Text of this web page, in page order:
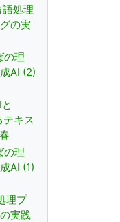
処理
の実
の理
AI (2)
キス
の理
AI (1)
理プ
実践